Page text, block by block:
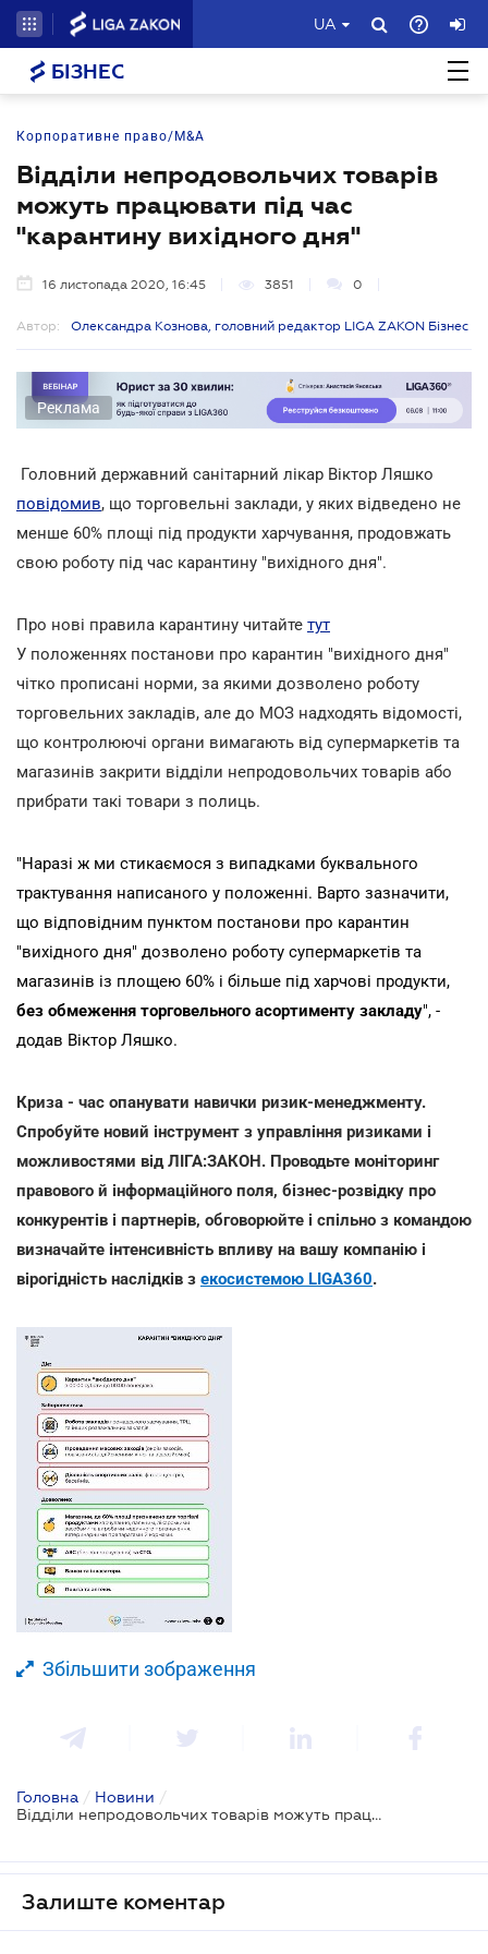
UA
БІЗНЕС
Корпоративне право/M&A
Відділи непродовольчих товарів
можуть працювати під час
"карантину вихідного дня"
16 листопада 2020, 16:45 3851 0
Автор: Олександра Кознова, головний редактор LIGA ZAKON Бізнес
Реклама
Головний державний санітарний лікар Віктор Ляшко
повідомив, що торговельні заклади, у яких відведено не
менше 60% площі під продукти харчування, продовжать
свою роботу під час карантину "вихідного дня".
Про нові правила карантину читайте тут
У положеннях постанови про карантин "вихідного дня"
чітко прописані норми, за якими дозволено роботу
торговельних закладів, але до МОЗ надходять відомості,
що контролюючі органи вимагають від супермаркетів та
магазинів закрити відділи непродовольчих товарів або
прибрати такі товари з полиць.
"Наразі ж ми стикаємося з випадками буквального
трактування написаного у положенні. Варто зазначити,
що відповідним пунктом постанови про карантин
"вихідного дня" дозволено роботу супермаркетів та
магазинів із площею 60% і більше під харчові продукти,
без обмеження торговельного асортименту закладу", -
додав Віктор Ляшко.
Криза - час опанувати навички ризик-менеджменту.
Спробуйте новий інструмент з управління ризиками і
можливостями від ЛІГА:ЗАКОН. Проводьте моніторинг
правового й інформаційного поля, бізнес-розвідку про
конкурентів і партнерів, обговорюйте і спільно з командою
визначайте інтенсивність впливу на вашу компанію і
вірогідність наслідків з екосистемою LIGA360.
Збільшити зображення
Головна / Новини /
Відділи непродовольчих товарів можуть працювати під час "карантину вихідного дня"
Залиште коментар